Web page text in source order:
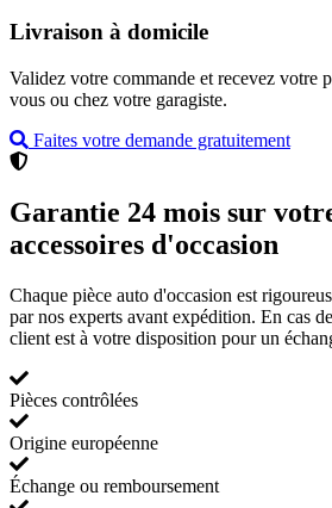
Livraison à domicile
Validez votre commande et recevez votre
vous ou chez votre garagiste.
Faites votre demande gratuitement
Garantie 24 mois sur
accessoires d'occasion
Chaque pièce auto d'occasion est
par nos experts avant expédition. En cas
client est à votre disposition pour un
Pièces contrôlées
Origine européenne
Échange ou remboursement